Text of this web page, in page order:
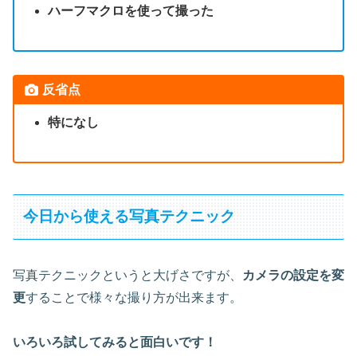
ハーフマクロを使って撮った
反省点
特になし
今日から使える写真テクニック
写真テクニックというと大げさですが、
カメラの設定を変
更することで様々な撮り方が出来ます。
いろいろ試してみると面白いです！